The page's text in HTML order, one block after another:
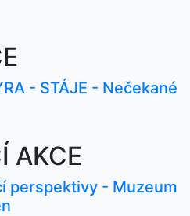
- STÁJE - Nečekané
AKCE
perspektivy - Muzeum